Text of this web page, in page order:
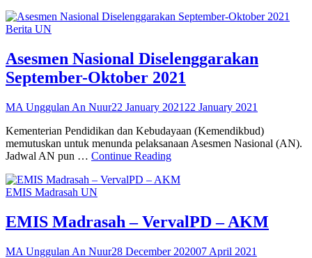
bagi
Sekolah
Categories
Berita UN
Asesmen Nasional Diselenggarakan
September-Oktober 2021
MA Unggulan An NuurPosted
22 January 2021 22 January 2021
Kementerian Pendidikan dan Kebudayaan (Kemendikbud)
memutuskan untuk menunda pelaksanaan Asesmen Nasional (AN).
Jadwal AN pun … Continue ReadingAsesmen
Diselenggarakan
2021
Categories
EMIS Madrasah UN
EMIS Madrasah – VervalPD – AKM
MA Unggulan An NuurPosted
28 December 202007 April 2021